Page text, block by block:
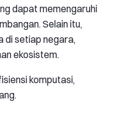
dapat memengaruhi
Selain itu,
di setiap negara,
ekosistem.
komputasi,